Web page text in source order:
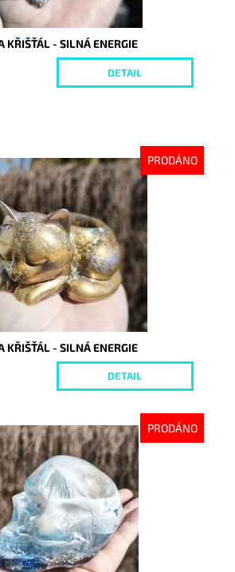
KŘIŠŤÁL - SILNÁ ENERGIE
DETAIL
PRODÁNO
KŘIŠŤÁL - SILNÁ ENERGIE
DETAIL
PRODÁNO